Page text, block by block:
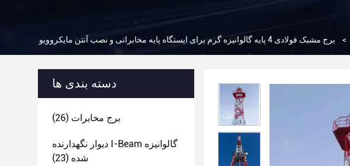
> برج مشبک فولادی 4 پایه گالوانیزه گرم برای ایستگاه پایه مخابراتی و نصب آنتن مایکروویو
دسته بندی ها
برج مخابرات (26)
دیوار نگهدارنده I-Beam گالوانیزه
شده (23)